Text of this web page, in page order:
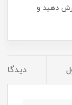
دهید و